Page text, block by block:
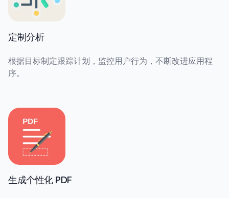
定制分析
根据目标制定跟踪计划，监控用户行为，不断改进应用程
序。
生成个性化 PDF